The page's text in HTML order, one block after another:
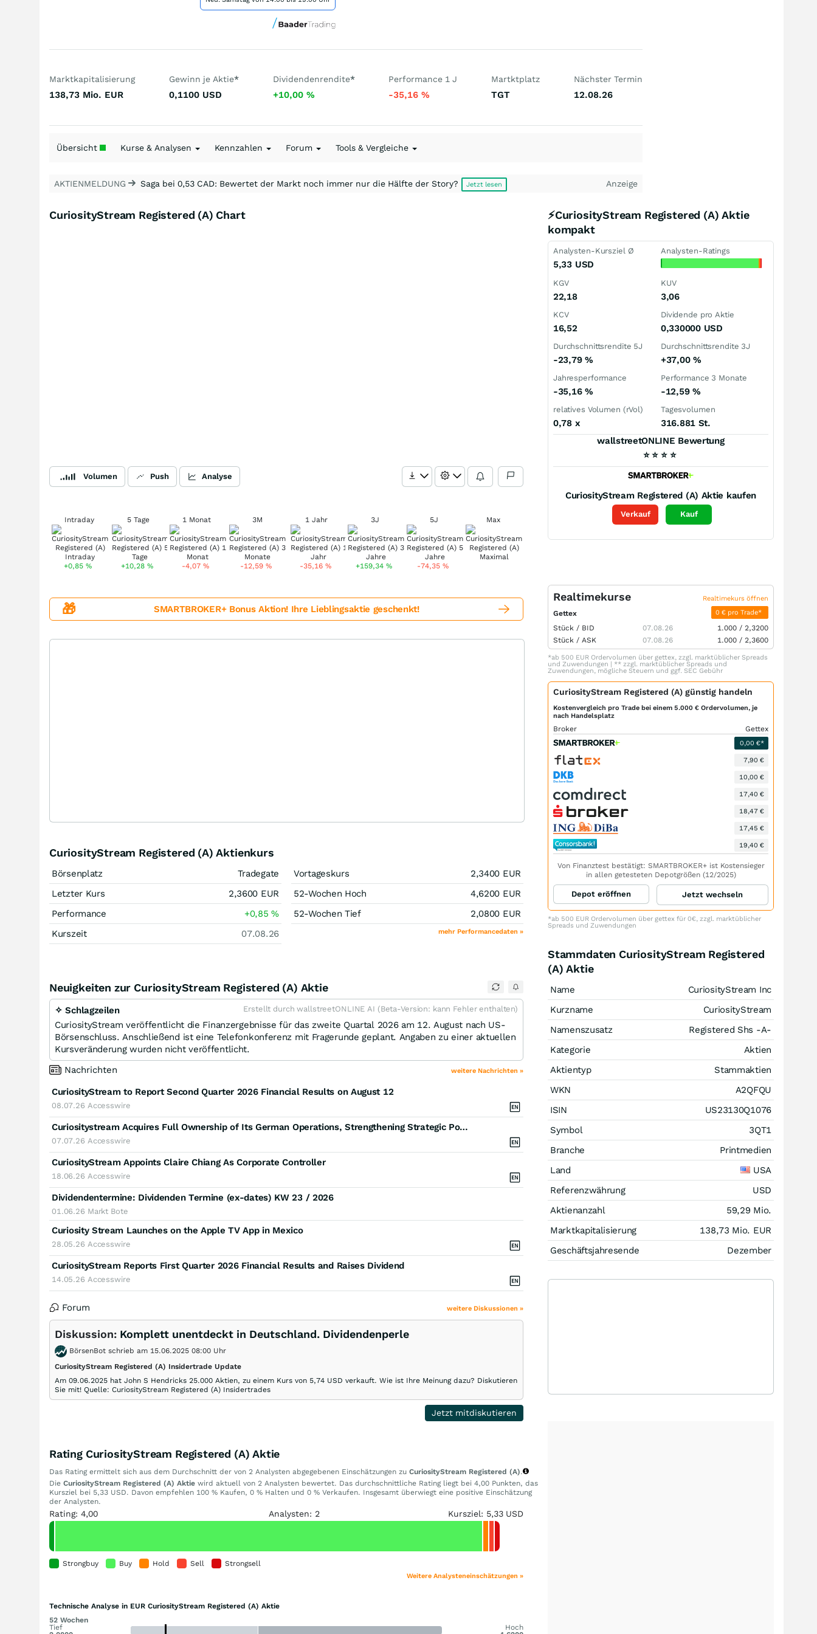
Marktkapitalisierung
138,73 Mio. EUR
Gewinn je Aktie*
0,1100 USD
Dividendenrendite*
+10,00 %
Performance 1 J
-35,16%
Martktplatz
TGT
Nächster Termin
12.08.26
Übersicht Kurse & Analysen Kennzahlen Forum Tools & Vergleiche
AKTIENMELDUNG Saga bei 0,53 CAD: Bewertet der Markt noch immer nur die Hälfte der Story? Jetzt lesen Anzeige
CuriosityStream Registered (A) Chart
Volumen Push Analyse
Intraday
+0,85%
5 Tage
+10,28 %
1 Monat
-4,07%
3M
-12,59%
1 Jahr
-35,16 %
3J
+159,34 %
5J
-74,35 %
Max
⚡CuriosityStream Registered (A) Aktie
kompakt
Analysten-Kursziel Ø
5,33 USD
Analysten-Ratings
KGV
22,18
KUV
3,06
KCV
16,52
Dividende pro Aktie
0,330000 USD
Durchschnittsrendite 5J
-23,79 %
Durchschnittsrendite 3J
+37,00 %
Jahresperformance
-35,16 %
Performance 3 Monate
-12,59 %
relatives Volumen (rVol)
0,78 x
Tagesvolumen
316.881 St.
wallstreetONLINE Bewertung
⭐ ⭐ ⭐ ⭐
CuriosityStream Registered (A) Aktie kaufen
Verkauf Kauf
🎁 SMARTBROKER+ Bonus Aktion! Ihre Lieblingsaktie geschenkt!
CuriosityStream Registered (A) Aktienkurs
Börsenplatz
Tradegate
Letzter Kurs
2,3600 EUR
Performance
+0,85%
Kurszeit
07.08.26
Vortageskurs 2,3400 EUR
52-Wochen Hoch
4,6200 EUR
52-Wochen Tief
2,0800 EUR
mehr Performancedaten »
Neuigkeiten zur CuriosityStream Registered (A) Aktie
✧ Schlagzeilen Erstellt durch wallstreetONLINE AI (Beta-Version: kann Fehler enthalten)
CuriosityStream veröffentlicht die Finanzergebnisse für das zweite Quartal 2026 am 12. August nach US-
Börsenschluss. Anschließend ist eine Telefonkonferenz mit Fragerunde geplant. Angaben zu einer aktuellen
Kursveränderung wurden nicht veröffentlicht.
Nachrichten
weitere Nachrichten »
CuriosityStream to Report Second Quarter 2026 Financial Results on August 12
08.07.26 Accesswire
Curiositystream Acquires Full Ownership of Its German Operations, Strengthening Strategic Position in Key International Market
07.07.26 Accesswire
CuriosityStream Appoints Claire Chiang As Corporate Controller
18.06.26 Accesswire
Dividendentermine: Dividenden Termine (ex-dates) KW 23 / 2026
01.06.26 Markt Bote
Curiosity Stream Launches on the Apple TV App in Mexico
28.05.26 Accesswire
CuriosityStream Reports First Quarter 2026 Financial Results and Raises Dividend
14.05.26 Accesswire
Forum weitere Diskussionen »
Diskussion: Komplett unentdeckt in Deutschland. Dividendenperle
BörsenBot schrieb am 15.06.2025 08:00 Uhr
CuriosityStream Registered (A) Insidertrade Update
Am 09.06.2025 hat John S Hendricks 25.000 Aktien, zu einem Kurs von 5,74 USD verkauft. Wie ist Ihre Meinung dazu? Diskutieren
Sie mit! Quelle: CuriosityStream Registered (A) Insidertrades
Jetzt mitdiskutieren
Rating CuriosityStream Registered (A) Aktie
Das Rating ermittelt sich aus dem Durchschnitt der von 2 Analysten abgegebenen Einschätzungen zu CuriosityStream Registered (A).
Die CuriosityStream Registered (A) Aktie wird aktuell von 2 Analysten bewertet. Das durchschnittliche Rating liegt bei 4,00 Punkten, das
Kursziel bei 5,33 USD. Davon empfehlen 100 % Kaufen, 0 % Halten und 0 % Verkaufen. Insgesamt überwiegt eine positive Einschätzung
der Analysten.
Rating: 4,00 Analysten: 2 Kursziel: 5,33 USD
Strongbuy Buy Hold Sell Strongsell
Weitere Analysteneinschätzungen »
Technische Analyse in EUR CuriosityStream Registered (A) Aktie
52 Wochen
Tief
Hoch
Realtimekurse Realtimekurs öffnen
Gettex 0 € pro Trade*
Stück / BID 07.08.26 1.000 / 2,3200
Stück / ASK 07.08.26 1.000 / 2,3600
*ab 500 EUR Ordervolumen über gettex, zzgl. marktüblicher Spreads
und Zuwendungen | ** zzgl. marktüblicher Spreads und
Zuwendungen, mögliche Steuern und ggf. SEC Gebühr
CuriosityStream Registered (A) günstig handeln
Kostenvergleich pro Trade bei einem 5.000 € Ordervolumen, je
nach Handelsplatz
Broker Gettex
0,00 €*
7,90 €
10,00 €
17,40 €
18,47 €
17,45 €
19,40 €
Von Finanztest bestätigt: SMARTBROKER+ ist Kostensieger
in allen getesteten Depotgrößen (12/2025)
Depot eröffnen Jetzt wechseln
*ab 500 EUR Ordervolumen über gettex für 0€, zzgl. marktüblicher
Spreads und Zuwendungen
Stammdaten CuriosityStream Registered
(A) Aktie
Name
CuriosityStream Inc
Kurzname
CuriosityStream
Namenszusatz
Registered Shs -A-
Kategorie
Aktien
Aktientyp
Stammaktien
WKN
A2QFQU
ISIN
US23130Q1076
Symbol
3QT1
Branche
Printmedien
Land
USA
Referenzwährung
USD
Aktienanzahl
59,29 Mio.
Marktkapitalisierung
138,73 Mio. EUR
Geschäftsjahresende
Dezember